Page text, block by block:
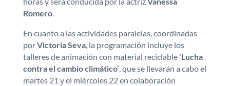
Romero.
En cuanto a las actividades paralelas, coordinadas
porVictoria Seva, la programación incluye los
talleres de animación con material reciclable‘Lucha
contra el cambio climático’, que se llevarán a cabo el
martes 21 y el miércoles 22 en colaboración